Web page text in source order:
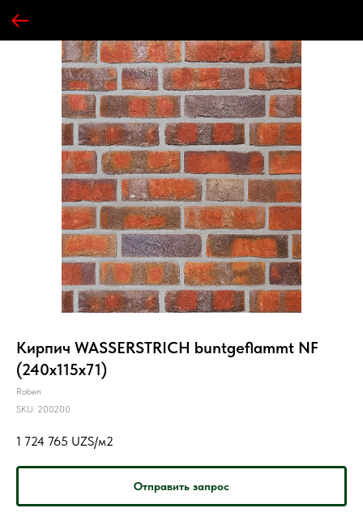
Кирпич WASSERSTRICH buntgeflammt NF
(240x115x71)
Roben
SKU: 200200
1 724 765 UZS/м2
Отправить запрос